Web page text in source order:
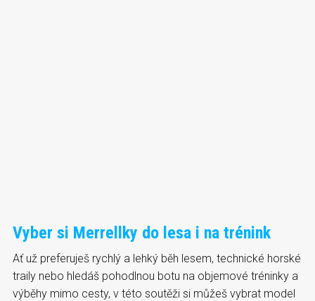
Vyber si Merrellky do lesa i na trénink
Ať už preferuješ rychlý a lehký běh lesem, technické horské
traily nebo hledáš pohodlnou botu na objemové tréninky a
výběhy mimo cesty, v této soutěži si můžeš vybrat model